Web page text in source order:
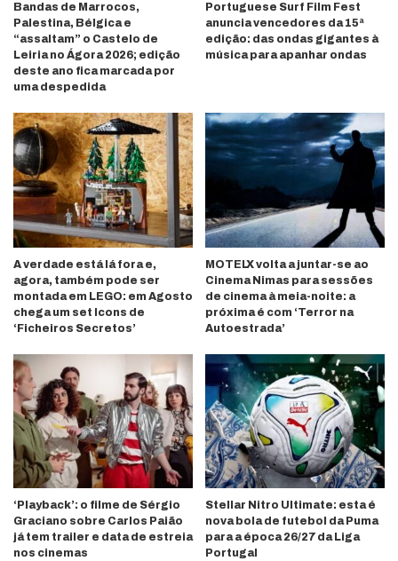
Bandas de Marrocos,
Palestina, Bélgica e
“assaltam” o Castelo de
Leiria no Ágora 2026; edição
deste ano fica marcada por
uma despedida
Portuguese Surf Film Fest
anuncia vencedores da 15ª
edição: das ondas gigantes à
música para apanhar ondas
A verdade está lá fora e,
agora, também pode ser
montada em LEGO: em Agosto
chega um set Icons de
‘Ficheiros Secretos’
MOTELX volta a juntar-se ao
Cinema Nimas para sessões
de cinema à meia-noite: a
próxima é com ‘Terror na
Autoestrada’
‘Playback’: o filme de Sérgio
Graciano sobre Carlos Paião
já tem trailer e data de estreia
nos cinemas
Stellar Nitro Ultimate: esta é
nova bola de futebol da Puma
para a época 26/27 da Liga
Portugal